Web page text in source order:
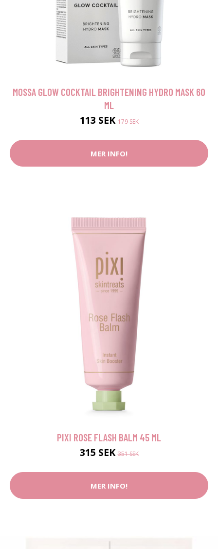
MOSSA GLOW COCKTAIL BRIGHTENING HYDRO MASK 60
ML
113 SEK179 SEK
MER INFO!
PIXI ROSE FLASH BALM 45 ML
315 SEK351 SEK
MER INFO!